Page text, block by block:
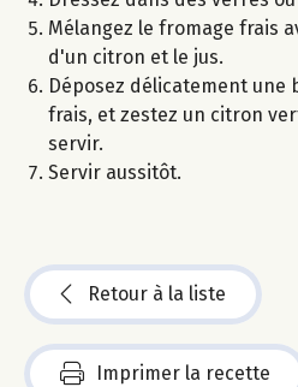
Mélangez le fromage frais
d'un citron et le jus.
Déposez délicatement une
frais, et zestez un citron
servir.
Servir aussitôt.
Retour à la liste
Imprimer la recette